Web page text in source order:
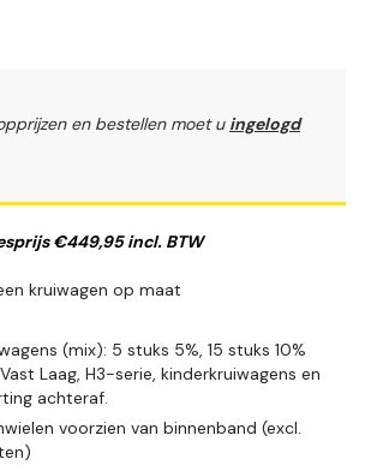
en bestellen moet u ingelogd
€449,95 incl. BTW
kruiwagen op maat
(mix): 5 stuks 5%, 15 stuks 10%
Laag, H3-serie, kinderkruiwagens en
achteraf.
voorzien van binnenband (excl.